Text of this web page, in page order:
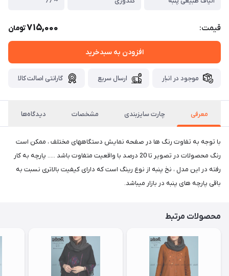
قیمت: 715,000تومان
افزودن به سبدخرید
موجود در انبار ارسال سریع گارانتی اصالت کالا
معرفی چارت سایزبندی مشخصات دیدگاه‌ها
با توجه به تفاوت رنگ ها در صفحه نمایش دستگاههای مختلف ، ممکن است
رنگ محصولات در تصویر تا 20 درصد با واقعیت متفاوت باشد ..... پارچه به کار
رفته در این مدل ، نخ پنبه از نوع رینگ است که دارای کیفیت بالاتری نسبت به
باقی پارچه های پنبه در بازار میباشد.
محصولات مرتبط